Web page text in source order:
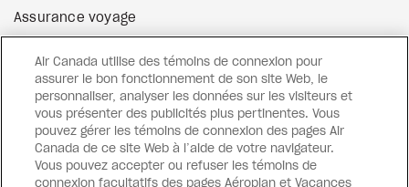
Assurance voyage
Surclassement de vol
Cartes-cadeaux Site Web externe
FacebookInstagram
Pinterest
Air Canada utilise des témoins de connexion pour
assurer le bon fonctionnement de son site Web, le
personnaliser, analyser les données sur les visiteurs et
vous présenter des publicités plus pertinentes. Vous
pouvez gérer les témoins de connexion des pages Air
Canada de ce site Web à l’aide de votre navigateur.
Vous pouvez accepter ou refuser les témoins de
connexion facultatifs des pages Aéroplan et Vacances